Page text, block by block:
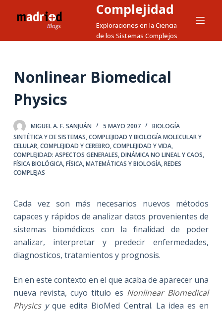
o
n
e
d
o
Complejidad
Exploraciones en la Ciencia
de los Sistemas Complejos
Nonlinear Biomedical
Physics
MIGUEL A. F. SANJUÁN 5 MAYO 2007
BIOLOGÍA
SINTÉTICA Y DE SISTEMAS,COMPLEJIDAD Y BIOLOGÍA MOLECULAR Y
CELULAR,COMPLEJIDAD Y CEREBRO,COMPLEJIDAD Y VIDA,
COMPLEJIDAD: ASPECTOS GENERALES,DINÁMICA NO LINEAL Y CAOS,
FÍSICA BIOLÓGICA,FÍSICA, MATEMÁTICAS Y BIOLOGÍA,REDES
COMPLEJAS
Cada vez son más necesarios nuevos métodos
capaces y rápidos de analizar datos provenientes de
sistemas biomédicos con la finalidad de poder
analizar, interpretar y predecir enfermedades,
diagnosticos, tratamientos y prognosis.
En en este contexto en el que acaba de aparecer una
nueva revista, cuyo titulo es Nonlinear Biomedical
Physicsyque edita BioMed Central. La idea es en